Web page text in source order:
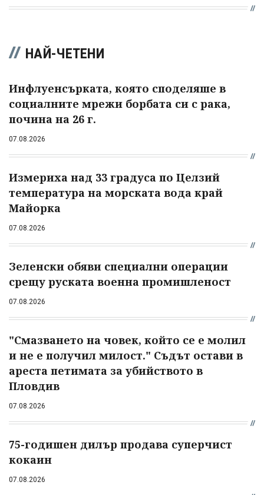
НАЙ-ЧЕТЕНИ
Инфлуенсърката, която споделяше в
социалните мрежи борбата си с рака,
почина на 26 г.
07.08.2026
Измериха над 33 градуса по Целзий
температура на морската вода край
Майорка
07.08.2026
Зеленски обяви специални операции
срещу руската военна промишленост
07.08.2026
"Смазването на човек, който се е молил
и не е получил милост." Съдът остави в
ареста петимата за убийството в
Пловдив
07.08.2026
75-годишен дилър продава суперчист
кокаин
07.08.2026